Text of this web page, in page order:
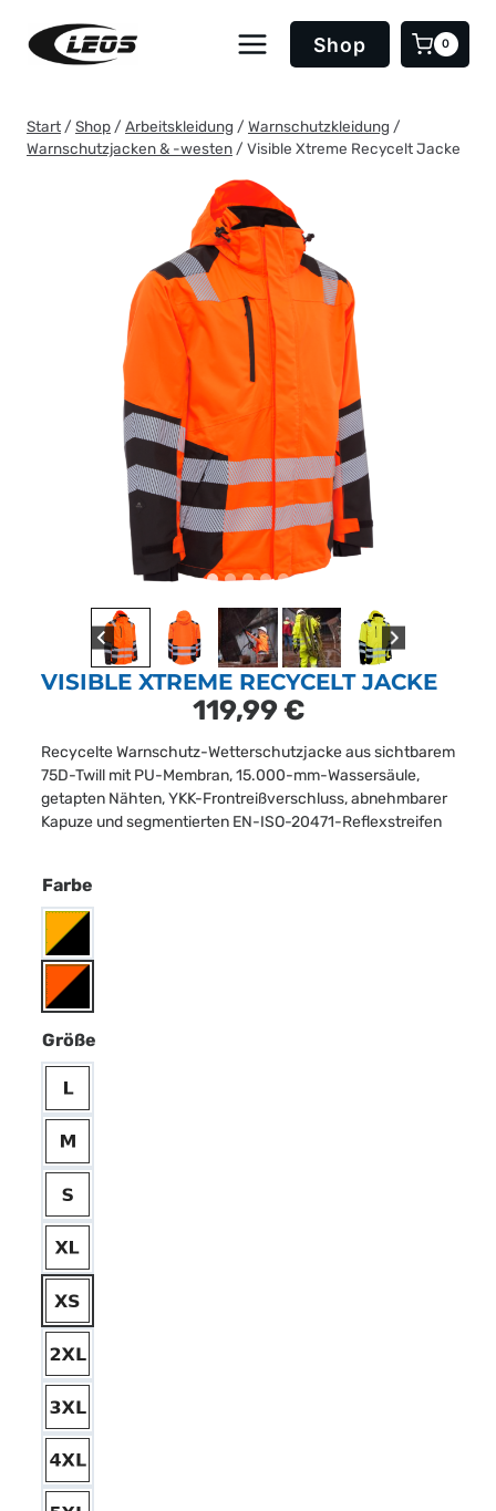
Inhalt
springen
Shop 0
Start / Shop / Arbeitskleidung / Warnschutzkleidung /
Warnschutzjacken & -westen / Visible Xtreme Recycelt Jacke
VISIBLE XTREME RECYCELT JACKE
119,99€
Recycelte Warnschutz-Wetterschutzjacke aus sichtbarem
75D-Twill mit PU-Membran, 15.000-mm-Wassersäule,
getapten Nähten, YKK-Frontreißverschluss, abnehmbarer
Kapuze und segmentierten EN-ISO-20471-Reflexstreifen
Farbe
Größe